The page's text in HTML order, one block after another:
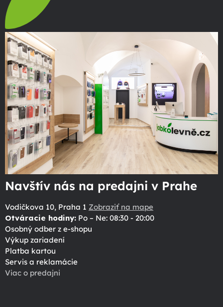
Navštív nás na predajni v Prahe
Vodičkova 10, Praha 1 Zobraziť na mape
Otváracie hodiny: Po – Ne: 08:30 - 20:00
Osobný odber z e-shopu
Výkup zariadení
Platba kartou
Servis a reklamácie
Viac o predajni